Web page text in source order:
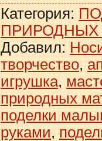
Категория:
ПРИРОДНЫХ
Добавил:
творчество,
игрушка,
природных
поделки
руками,